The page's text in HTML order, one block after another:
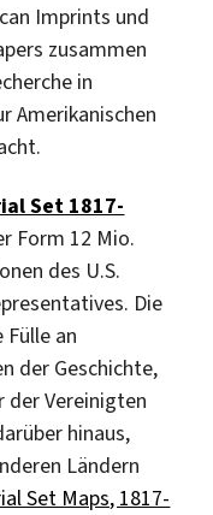
Imprints und
zusammen
in
Amerikanischen
Set 1817-
Form 12 Mio.
des U.S.
Die
an
der Geschichte,
der Vereinigten
hinaus,
Ländern
Set Maps, 1817-